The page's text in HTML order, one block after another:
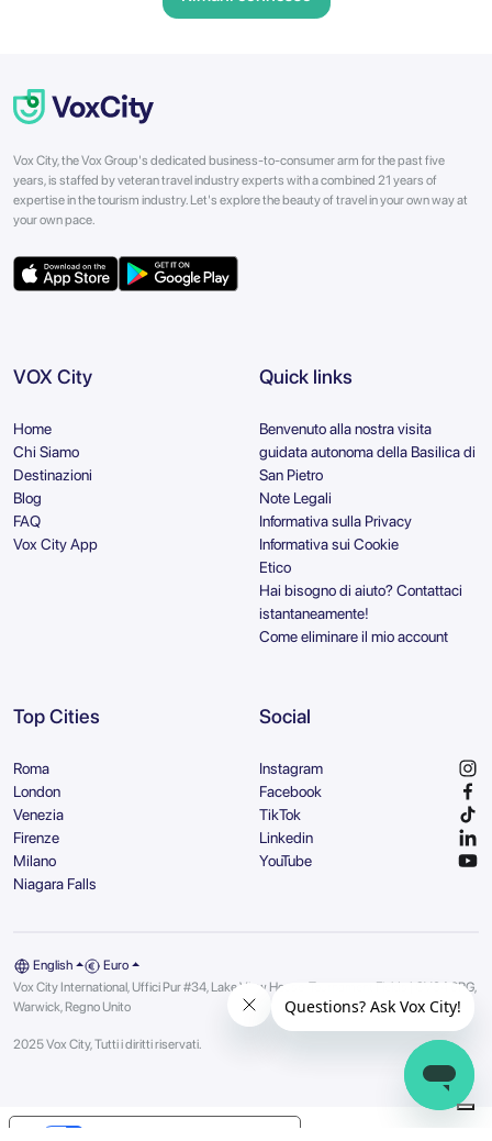
Vox City, the Vox Group's dedicated business-to-consumer arm for the past five
years, is staffed by veteran travel industry experts with a combined 21 years of
expertise in the tourism industry. Let's explore the beauty of travel in your own way at
your own pace.
VOX City
Home
Chi Siamo
Destinazioni
Blog
FAQ
Vox City App
Quick links
Benvenuto alla nostra visita
guidata autonoma della Basilica di
San Pietro
Note Legali
Informativa sulla Privacy
Informativa sui Cookie
Etico
Hai bisogno di aiuto? Contattaci
istantaneamente!
Come eliminare il mio account
Top Cities
Roma
London
Venezia
Firenze
Milano
Niagara Falls
Social
Instagram
Facebook
TikTok
Linkedin
YouTube
English
Euro
Vox City International, Uffici Pur #34, Lake View House, Tournament Fields | CV34 6RG,
Warwick, Regno Unito
2025 Vox City, Tutti i diritti riservati.